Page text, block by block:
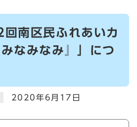
回南区民ふれあいカ
なみなみ』」につ
2020年6月17日